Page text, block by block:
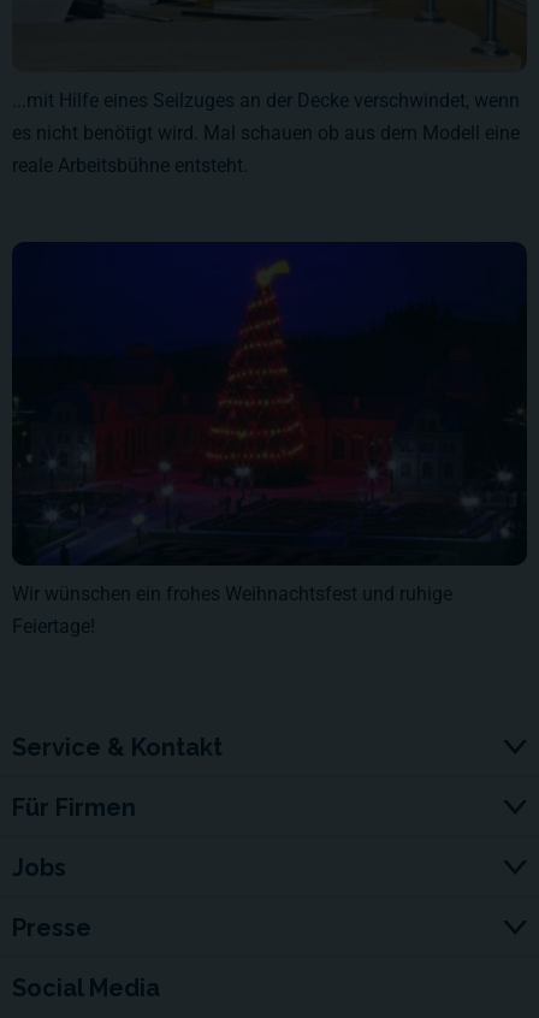
...mit Hilfe eines Seilzuges an der Decke verschwindet, wenn
es nicht benötigt wird. Mal schauen ob aus dem Modell eine
reale Arbeitsbühne entsteht.
Wir wünschen ein frohes Weihnachtsfest und ruhige
Feiertage!
Service & Kontakt
Für Firmen
Jobs
Presse
Social Media